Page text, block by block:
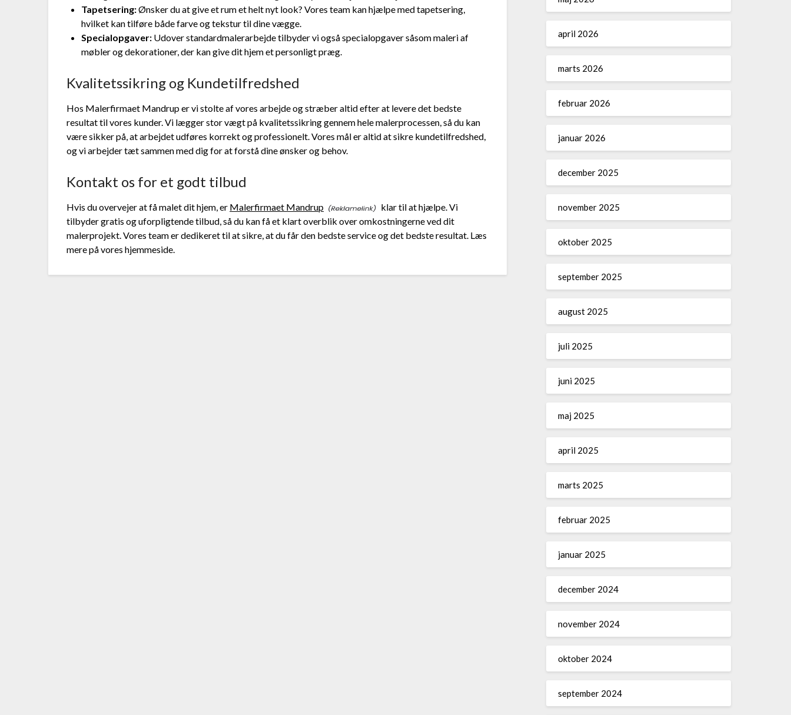
Tapetsering:Ønsker du at give et rum et helt nyt look? Vores team kan hjælpe med tapetsering,
hvilket kan tilføre både farve og tekstur til dine vægge.
Specialopgaver: Udover standardmalerarbejde tilbyder vi også specialopgaver såsom maleri af
møbler og dekorationer, der kan give dit hjem et personligt præg.
Kvalitetssikring og Kundetilfredshed
Hos Malerfirmaet Mandrup er vi stolte af vores arbejde og stræber altid efter at levere det bedste
resultat til vores kunder. Vi lægger stor vægt på kvalitetssikring gennem hele malerprocessen, så du kan
være sikker på, at arbejdet udføres korrekt og professionelt. Vores mål er altid at sikre kundetilfredshed,
og vi arbejder tæt sammen med dig for at forstå dine ønsker og behov.
Kontakt os for et godt tilbud
Hvis du overvejer at få malet dit hjem, er Malerfirmaet Mandrup
klar til at hjælpe. Vi
tilbyder gratis og uforpligtende tilbud, så du kan få et klart overblik over omkostningerne ved dit
malerprojekt. Vores team er dedikeret til at sikre, at du får den bedste service og det bedste resultat. Læs
mere på vores hjemmeside.
april 2026
marts 2026
februar 2026
januar 2026
december 2025
november 2025
oktober 2025
september 2025
august 2025
juli 2025
juni 2025
maj 2025
april 2025
marts 2025
februar 2025
januar 2025
december 2024
november 2024
oktober 2024
september 2024